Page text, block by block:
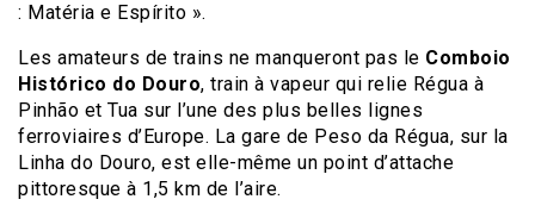
: Matéria e Espírito ».
Les amateurs de trains ne manqueront pas le Comboio
Histórico do Douro, train à vapeur qui relie Régua à
Pinhão et Tua sur l’une des plus belles lignes
ferroviaires d’Europe. La gare de Peso da Régua, sur la
Linha do Douro, est elle-même un point d’attache
pittoresque à 1,5 km de l’aire.